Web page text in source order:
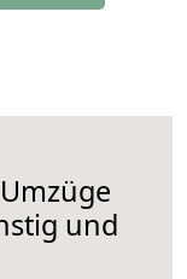
und